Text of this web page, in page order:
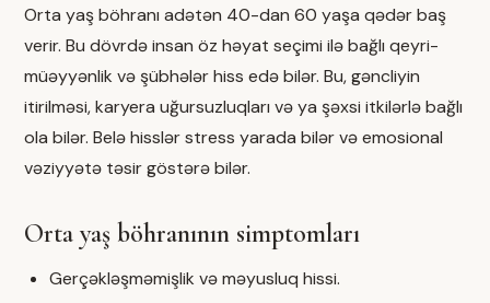
Orta yaş böhranı adətən 40-dan 60 yaşa qədər baş
verir. Bu dövrdə insan öz həyat seçimi ilə bağlı qeyri-
müəyyənlik və şübhələr hiss edə bilər. Bu, gəncliyin
itirilməsi, karyera uğursuzluqları və ya şəxsi itkilərlə bağlı
ola bilər. Belə hisslər stress yarada bilər və emosional
vəziyyətə təsir göstərə bilər.
Orta yaş böhranının simptomları
Gerçəkləşməmişlik və məyusluq hissi.